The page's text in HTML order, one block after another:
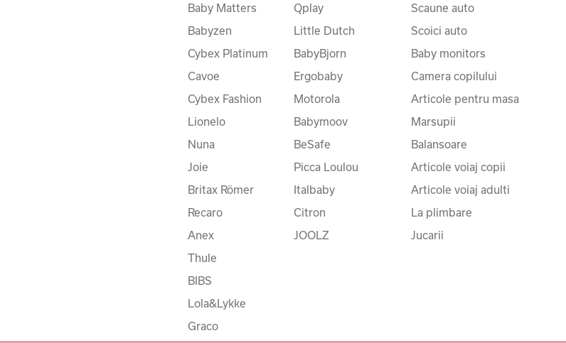
Baby Matters
Babyzen
Cybex Platinum
Cavoe
Cybex Fashion
Lionelo
Nuna
Joie
Britax Römer
Recaro
Anex
Thule
BIBS
Lola&Lykke
Graco
Qplay
Little Dutch
BabyBjorn
Ergobaby
Motorola
Babymoov
BeSafe
Picca Loulou
Italbaby
Citron
JOOLZ
Scaune auto
Scoici auto
Baby monitors
Camera copilului
Articole pentru masa
Marsupii
Balansoare
Articole voiaj copii
Articole voiaj adulti
La plimbare
Jucarii